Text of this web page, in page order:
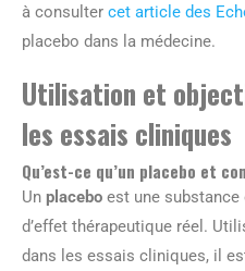
à consulter cet article des
placebo dans la médecine.
Utilisation et
les essais cliniques
Qu’est-ce qu’un placebo et
Un placebo est une substance
d’effet thérapeutique réel.
dans les essais cliniques, il